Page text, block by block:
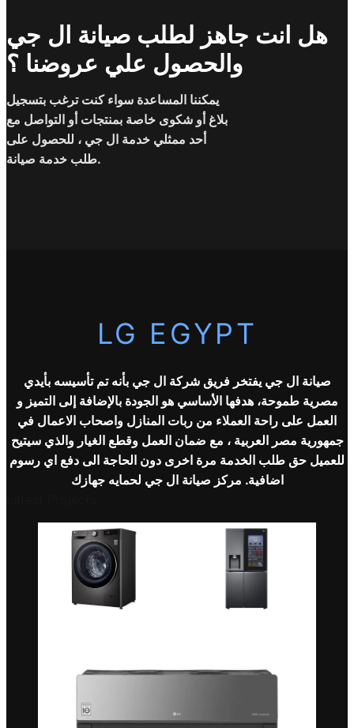
هل انت جاهز لطلب صيانة ال جي
والحصول علي عروضنا ؟
يمكننا المساعدة سواء كنت ترغب بتسجيل
بلاغ أو شكوى خاصة بمنتجات أو التواصل مع
أحد ممثلي خدمة ال جي ، للحصول على
طلب خدمة صيانة.
LG EGYPT
صيانة ال جي يفتخر فريق شركةال جيبأنه تم تأسيسه بأيدي
مصرية طموحة، هدفها الأساسي هو الجودة بالإضافة إلى التميز و
العمل على راحة العملاء من ربات المنازل واصحاب الاعمال في
جمهورية مصر العربية ، مع ضمان العمل وقطع الغيار والذي سيتيح
للعميل حق طلب الخدمة مرة اخرى دون الحاجة الى دفع اي رسوم
اضافية. مركز صيانةال جي لحمايه جهازك